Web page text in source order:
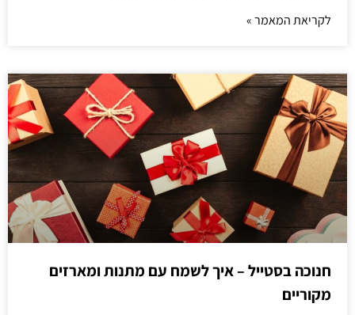
לקריאת המאמר »
חנוכה בסטייל – איך לשמח עם מתנות ומארזים
מקוריים